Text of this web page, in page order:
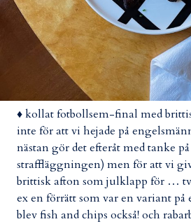
♦ kollat fotbollsem-final med
inte för att vi hejade på
nästan gör det efteråt med tanke
straffläggningen) men för att vi
brittisk afton som julklapp för …
ex en förrätt som var en variant på
blev fish and chips också! och